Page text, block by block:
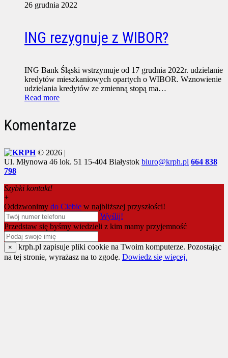
26 grudnia 2022
ING rezygnuje z WIBOR?
ING Bank Śląski wstrzymuje od 17 grudnia 2022r. udzielanie
kredytów mieszkaniowych opartych o WIBOR. Wznowienie
udzielania kredytów ze zmienną stopą ma…
Read more
Komentarze
© 2026 |
Ul. Młynowa 46 lok. 51 15-404 Białystok biuro@krph.pl 664 838
798
Szybki kontakt!
+
Oddzwonimy do Ciebie w najbliższej przyszłości!
Wyślij!
Przedstaw się byśmy wiedzieli z kim mamy przyjemność
×
krph.pl zapisuje pliki cookie na Twoim komputerze. Pozostając
na tej stronie, wyrażasz na to zgodę. Dowiedz się więcej.